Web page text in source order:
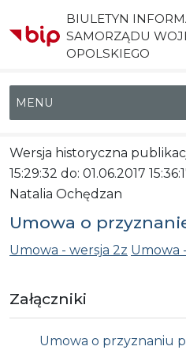
BIULETYN
SAMORZĄDU
OPOLSKIEGO
Menu główne
Wersja historyczna
15:29:32 do: 01.06.2017
Natalia Ochędzan
Umowa o
Umowa - wersja 2z Umowa
Załączniki
Umowa o przyznaniu